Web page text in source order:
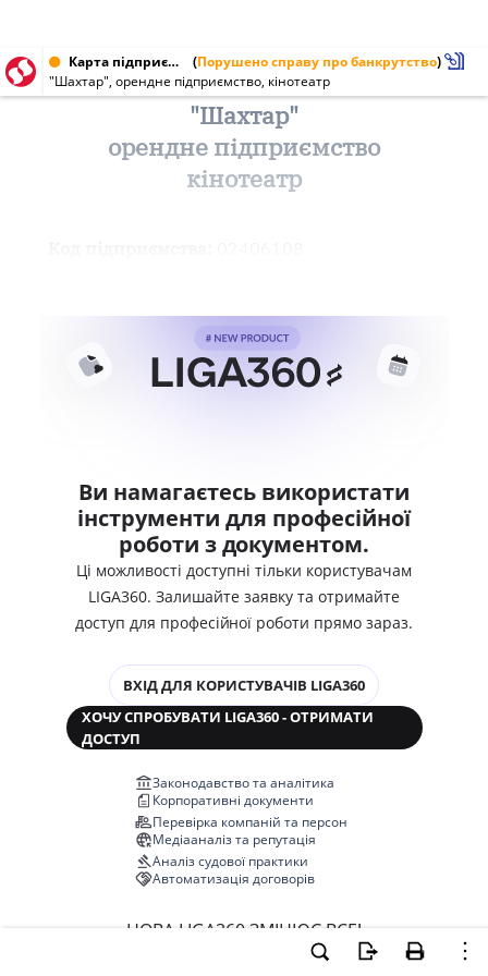
Карта підприємства від 16.05.2000 № 02406108 (Порушено справу про банкрутство)
"Шахтар", орендне підприємство, кінотеатр
"Шахтар"
орендне підприємство
кінотеатр
Ви намагаєтесь використати
інструменти для професійної
роботи з документом.
Ці можливості доступні тільки користувачам
LIGA360. Залишайте заявку та отримайте
доступ для професійної роботи прямо зараз.
ВХІД ДЛЯ КОРИСТУВАЧІВ LIGA360
ХОЧУ СПРОБУВАТИ LIGA360 - ОТРИМАТИ
ДОСТУП
Законодавство та аналітика
Корпоративні документи
Перевірка компаній та персон
Медіааналіз та репутація
Аналіз судової практики
Автоматизація договорів
НОВА LIGA360 ЗМІНЮЄ ВСЕ!